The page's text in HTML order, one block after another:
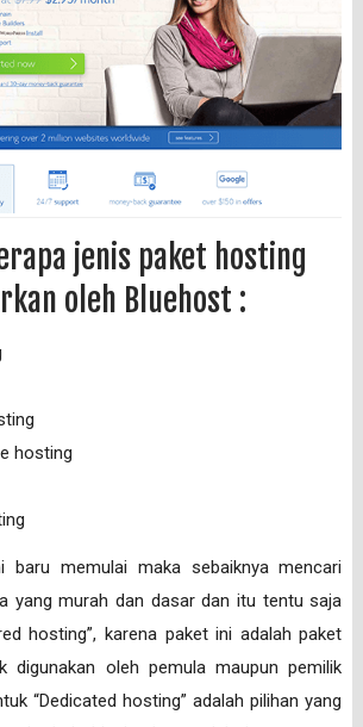
jenis paket hosting
oleh Bluehost :
hosting
memulai maka sebaiknya mencari
yang murah dan dasar dan itu tentu saja
hosting”, karena paket ini adalah paket
digunakan oleh pemula maupun pemilik
“Dedicated hosting” adalah pilihan yang